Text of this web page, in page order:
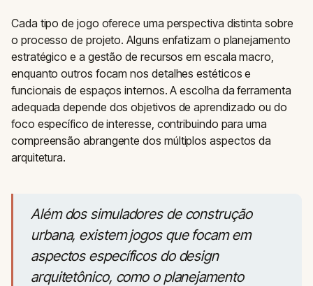
Cada tipo de jogo oferece uma perspectiva distinta sobre
o processo de projeto. Alguns enfatizam o planejamento
estratégico e a gestão de recursos em escala macro,
enquanto outros focam nos detalhes estéticos e
funcionais de espaços internos. A escolha da ferramenta
adequada depende dos objetivos de aprendizado ou do
foco específico de interesse, contribuindo para uma
compreensão abrangente dos múltiplos aspectos da
arquitetura.
Além dos simuladores de construção
urbana, existem jogos que focam em
aspectos específicos do design
arquitetônico, como o planejamento